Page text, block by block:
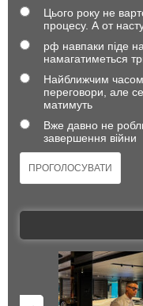
Цього року не
процесу. А от
рф навпаки піде
намагатиметься
Найближчим
переговори, але
матимуть
Вже давно не
завершення війни